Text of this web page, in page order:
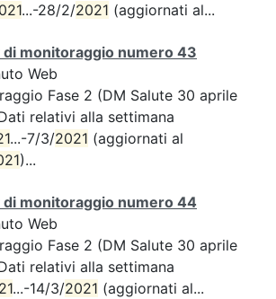
...-28/2/2021 (aggiornati al...
di monitoraggio numero 43
Web
Fase 2 (DM Salute 30 aprile
relativi alla settimana
...-7/3/2021 (aggiornati al
)...
di monitoraggio numero 44
Web
Fase 2 (DM Salute 30 aprile
relativi alla settimana
...-14/3/2021 (aggiornati al...